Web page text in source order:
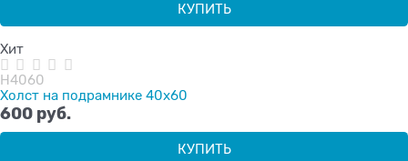
КУПИТЬ
Хит
H4060
Холст на подрамнике 40х60
600 руб.
КУПИТЬ